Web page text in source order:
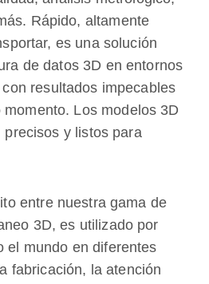
Rápido, altamente
es una solución
de datos 3D en entornos
con resultados impecables
Los modelos 3D
y listos para
entre nuestra gama de
3D, es utilizado por
el mundo en diferentes
fabricación, la atención